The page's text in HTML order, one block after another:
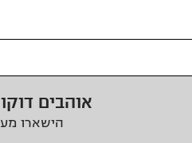
אוהבים
הישארו